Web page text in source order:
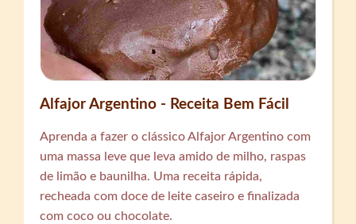
Alfajor Argentino - Receita Bem Fácil
Aprenda a fazer o clássico Alfajor Argentino com
uma massa leve que leva amido de milho, raspas
de limão e baunilha. Uma receita rápida,
recheada com doce de leite caseiro e finalizada
com coco ou chocolate.